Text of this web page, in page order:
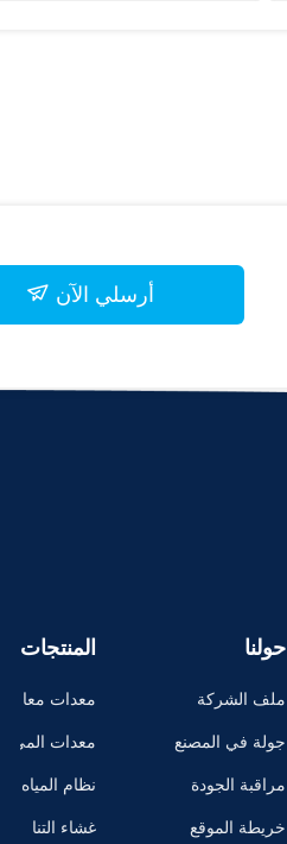
أرسلي الآن
المنتجات
معدات معا
لجة المياه ب
كسي
معدات المي
اه النقية
نظام المياه
النقية للغاي
غشاء التنا
حولنا
ملف الشركة
جولة في المصنع
مراقبة الجودة
خريطة الموقع